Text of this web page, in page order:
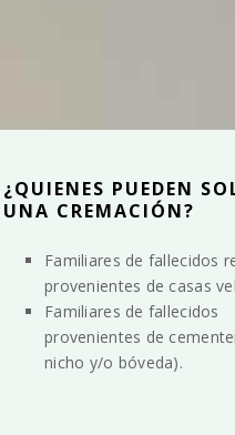
¿QUIENES PUEDEN
UNA CREMACIÓN?
Familiares de fallecidos
provenientes de casas
Familiares de fallecidos
provenientes de
nicho y/o bóveda).